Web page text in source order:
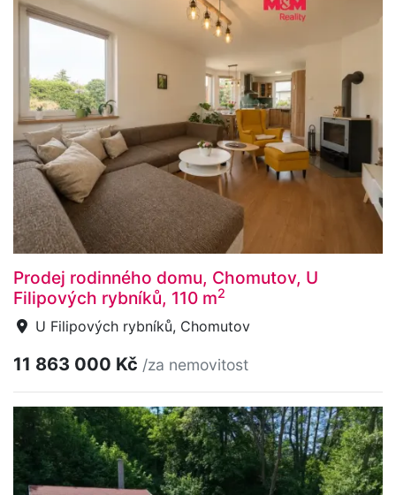
Prodej rodinného domu, Chomutov, U
Filipových rybníků, 110 m2
U Filipových rybníků, Chomutov
11 863 000 Kč /za nemovitost